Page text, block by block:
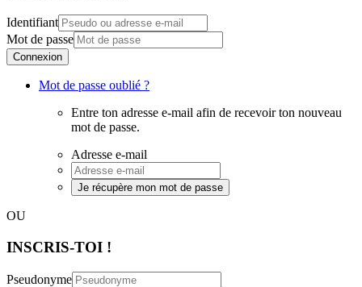
Identifiant
Mot de passe
Connexion
Mot de passe oublié ?
Entre ton adresse e-mail afin de recevoir ton nouveau
mot de passe.
Adresse e-mail
Je récupère mon mot de passe
OU
INSCRIS-TOI !
Pseudonyme